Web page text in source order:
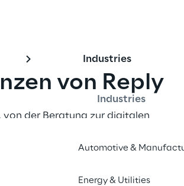
Industries
Industries
Automotive &
Energy & Utilities
von Reply
von der Beratung zur digitalen